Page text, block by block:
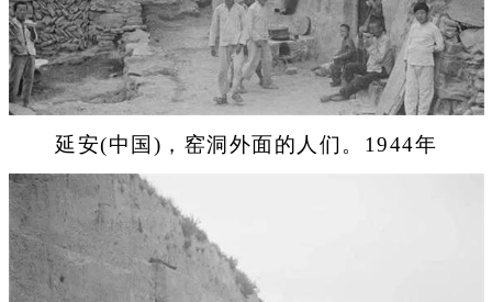
延安(中国)，窑洞外面的人们。1944年